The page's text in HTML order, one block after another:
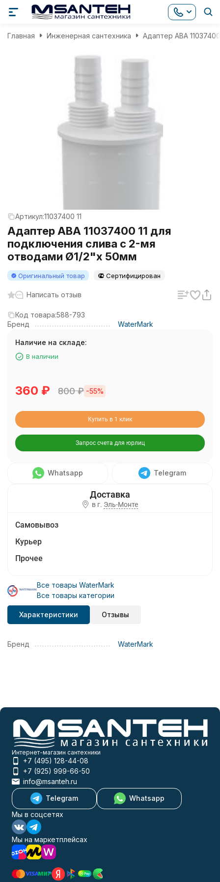
Главная Инженерная сантехника Адаптер АВА
Артикул:11037400 11
Адаптер АВА 11037400 11 для
подключения слива с 2-мя
отводами Ø1/2"x 50мм
Оригинальный товар Сертифицирован
Написать отзыв
Код товара:588-793
Бренд
WaterMark
Наличие на складе:
В наличии
360 ₽ 800₽ -55%
Купить в 1 клик
Запрос счета для юрлиц
Whatsapp Telegram
в г. Эль-Монте
Самовывоз
Курьер
Прочее
Все товары WaterMark
Все товары категории
Характеристики Отзывы
Бренд WaterMark
Интернет-магазин сантехники
+7 (495) 128-44-08
+7 (925) 999-66-50
info@msanteh.ru
Telegram
Whatsapp
Мы в соцсетях
Мы на маркетплейсах